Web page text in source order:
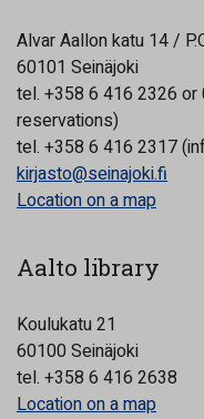
Alvar Aallon katu 14 /
60101 Seinäjoki
tel. +358 6 416 2326
reservations)
tel. +358 6 416 2317
kirjasto@seinajoki.fi
Location on a map
Aalto library
Koulukatu 21
60100 Seinäjoki
tel. +358 6 416 2638
Location on a map